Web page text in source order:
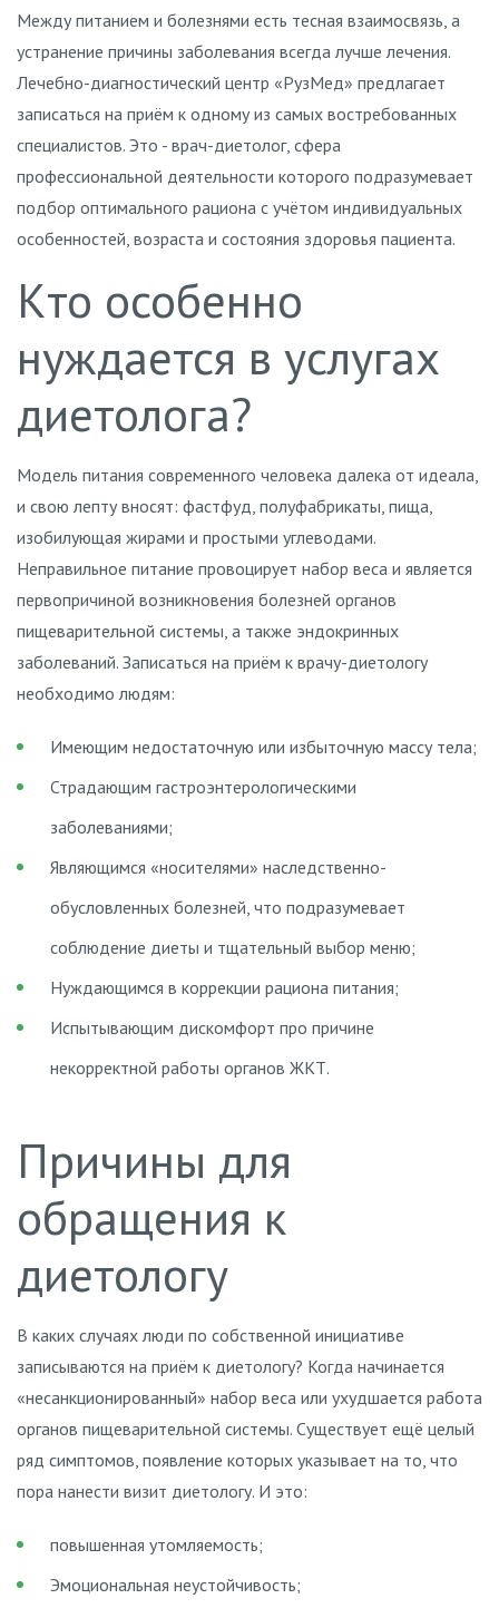
Между питанием и болезнями есть тесная взаимосвязь, а
устранение причины заболевания всегда лучше лечения.
Лечебно-диагностический центр «РузМед» предлагает
записаться на приём к одному из самых востребованных
специалистов. Это - врач-диетолог, сфера
профессиональной деятельности которого подразумевает
подбор оптимального рациона с учётом индивидуальных
особенностей, возраста и состояния здоровья пациента.
Кто особенно
нуждается в услугах
диетолога?
Модель питания современного человека далека от идеала,
и свою лепту вносят: фастфуд, полуфабрикаты, пища,
изобилующая жирами и простыми углеводами.
Неправильное питание провоцирует набор веса и является
первопричиной возникновения болезней органов
пищеварительной системы, а также эндокринных
заболеваний. Записаться на приём к врачу-диетологу
необходимо людям:
Имеющим недостаточную или избыточную массу тела;
Страдающим гастроэнтерологическими
заболеваниями;
Являющимся «носителями» наследственно-
обусловленных болезней, что подразумевает
соблюдение диеты и тщательный выбор меню;
Нуждающимся в коррекции рациона питания;
Испытывающим дискомфорт про причине
некорректной работы органов ЖКТ.
Причины для
обращения к
диетологу
В каких случаях люди по собственной инициативе
записываются на приём к диетологу? Когда начинается
«несанкционированный» набор веса или ухудшается работа
органов пищеварительной системы. Существует ещё целый
ряд симптомов, появление которых указывает на то, что
пора нанести визит диетологу. И это:
повышенная утомляемость;
Эмоциональная неустойчивость;